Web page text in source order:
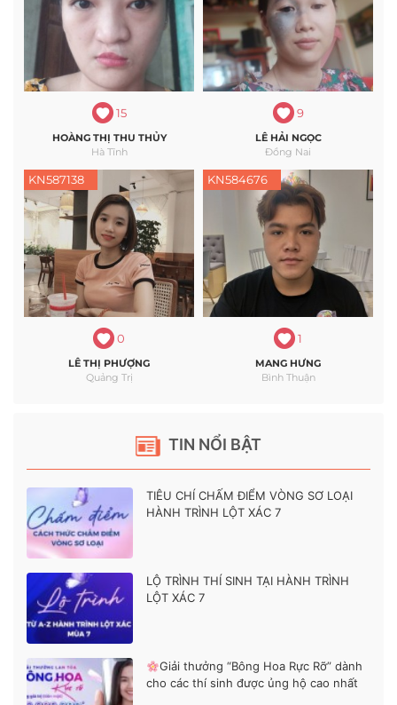
TIN NỔI BẬT
TIÊU CHÍ CHẤM ĐIỂM VÒNG SƠ LOẠI
HÀNH TRÌNH LỘT XÁC 7
LỘ TRÌNH THÍ SINH TẠI HÀNH TRÌNH
LỘT XÁC 7
Giải thưởng “Bông Hoa Rực Rỡ” dành
cho các thí sinh được ủng hộ cao nhất
15
HOÀNG THỊ THU THỦY
Hà Tĩnh
9
LÊ HẢI NGỌC
Đồng Nai
KN587138
0
LÊ THỊ PHƯỢNG
Quảng Trị
KN584676
1
MANG HƯNG
Bình Thuận